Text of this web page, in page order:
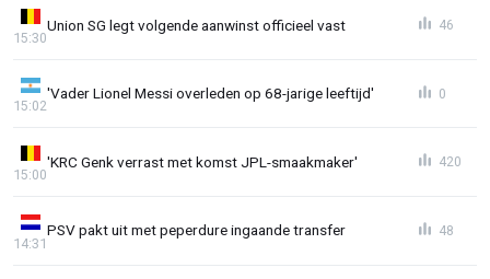
Union SG legt volgende aanwinst officieel vast
15:30
46
'Vader Lionel Messi overleden op 68-jarige leeftijd'
15:02
0
'KRC Genk verrast met komst JPL-smaakmaker'
15:00
420
PSV pakt uit met peperdure ingaande transfer
14:31
48